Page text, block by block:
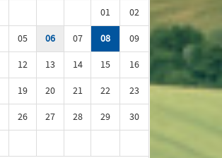
01
02
05 06 07 08
09
12 13 14 15
16
19 20 21 22
23
26 27 28 29
30